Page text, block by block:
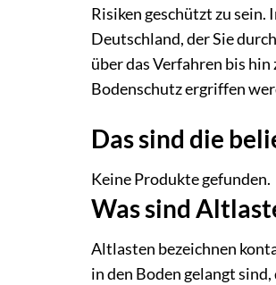
Risiken geschützt zu
Deutschland, der Sie
über das Verfahren bis
Bodenschutz ergriffen
Das sind die
Keine Produkte gefunden.
Was sind
Altlasten bezeichnen
in den Boden gelangt